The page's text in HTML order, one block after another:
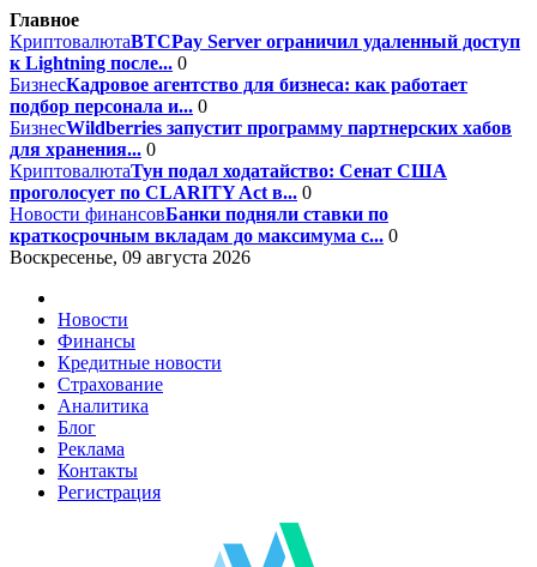
Главное
КриптовалютаBTCPay Server ограничил удаленный доступ
к Lightning после... 0
БизнесКадровое агентство для бизнеса: как работает
подбор персонала и... 0
БизнесWildberries запустит программу партнерских хабов
для хранения... 0
КриптовалютаТун подал ходатайство: Сенат США
проголосует по CLARITY Act в... 0
Новости финансовБанки подняли ставки по
краткосрочным вкладам до максимума с... 0
Воскресенье, 09 августа 2026
Новости
Финансы
Кредитные новости
Страхование
Аналитика
Блог
Реклама
Контакты
Регистрация